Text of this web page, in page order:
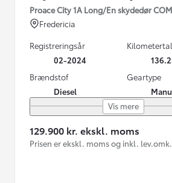
Proace City 1A Long/En skydedør
Fredericia
Registreringsår
02-2024
Kilometertal
Brændstof
Diesel
Geartype
Vis mere
129.900 kr. ekskl. moms
Prisen er ekskl. moms og inkl. lev.omk.